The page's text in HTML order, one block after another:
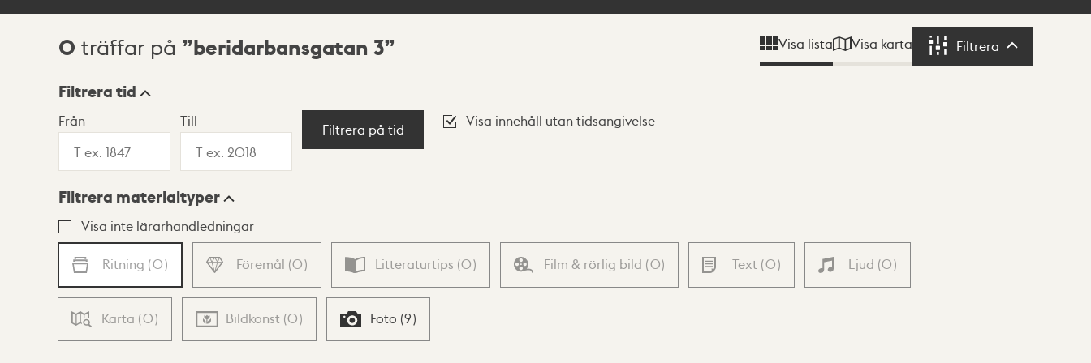
Sökresultat
0 träffar på beridarbansgatan 3 Visa lista Visa karta Filtrera Filtrera
Visningsläge
Lista Karta
Filtrera tid
Från Till
Filtrera på tid
Visa innehåll utan tidsangivelse
Filtrera materialtyper
Visa inte lärarhandledningar
Ritning (0) Föremål (0) Litteraturtips (0) Film & rörlig bild (0) Text (0) Ljud (0)
Karta (0) Bildkonst (0) Foto (9)